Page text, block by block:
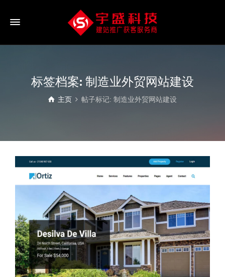
标签档案: 制造业外贸网站建设
主页 帖子标记: 制造业外贸网站建设